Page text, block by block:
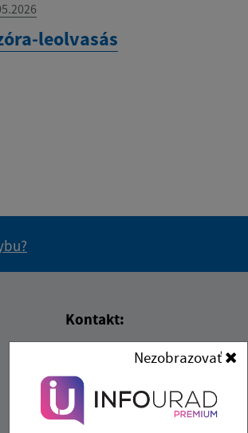
Nezobrazovať
leolvasás
Kontakt:
Obecný úrad Perbenyik
Petőfiho 276
076 51 Pribeník
info@pribenik.sk